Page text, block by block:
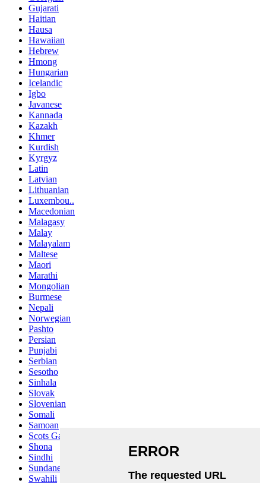
Gujarati
Haitian
Hausa
Hawaiian
Hebrew
Hmong
Hungarian
Icelandic
Igbo
Javanese
Kannada
Kazakh
Khmer
Kurdish
Kyrgyz
Latin
Latvian
Lithuanian
Luxembou..
Macedonian
Malagasy
Malay
Malayalam
Maltese
Maori
Marathi
Mongolian
Burmese
Nepali
Norwegian
Pashto
Persian
Punjabi
Serbian
Sesotho
Sinhala
Slovak
Slovenian
Somali
Samoan
Scots Gaelic
Shona
Sindhi
Sundanese
Swahili